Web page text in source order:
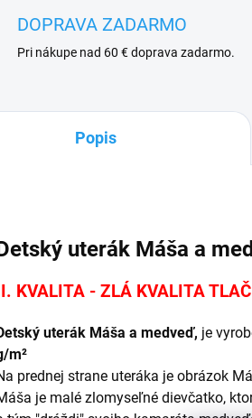
DOPRAVA ZADARMO
Pri nákupe nad 60 € doprava zadarmo.
Popis
uterák Máša a
II. KVALITA - ZLÁ KVALITA
uterák Máša a medveď, je
m²
prednej strane uteráka je obrázok
je malé zlomyseľné dievčatko,